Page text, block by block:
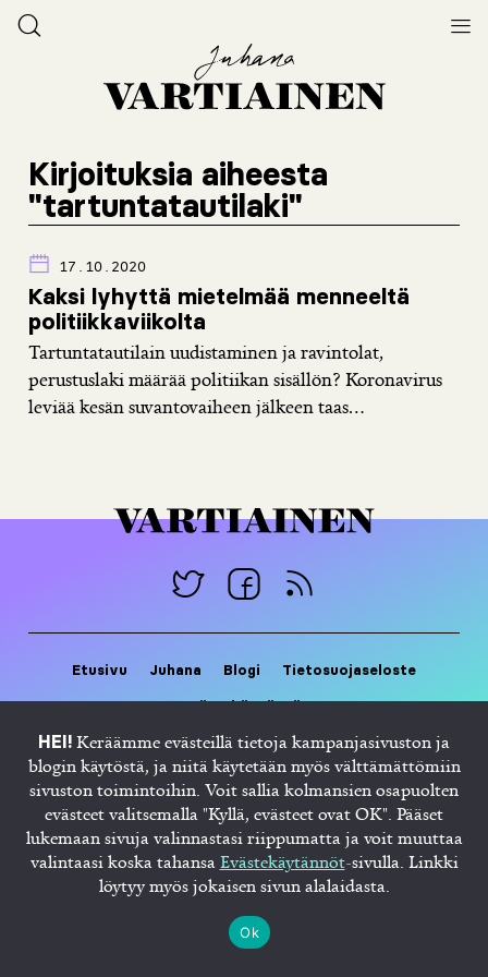
Kirjoituksia aiheesta
"tartuntatautilaki"
17.10.2020
Kaksi lyhyttä mietelmää menneeltä
politiikkaviikolta
Tartuntatautilain uudistaminen ja ravintolat,
perustuslaki määrää politiikan sisällön? Koronavirus
leviää kesän suvantovaiheen jälkeen taas...
Etusivu Juhana Blogi Tietosuojaseloste
Evästekäytännöt
HEI! Keräämme evästeillä tietoja kampanjasivuston ja
blogin käytöstä, ja niitä käytetään myös välttämättömiin
sivuston toimintoihin. Voit sallia kolmansien osapuolten
evästeet valitsemalla "Kyllä, evästeet ovat OK". Pääset
lukemaan sivuja valinnastasi riippumatta ja voit muuttaa
valintaasi koska tahansaEvästekäytännöt-sivulla. Linkki
löytyy myös jokaisen sivun alalaidasta.
Ok